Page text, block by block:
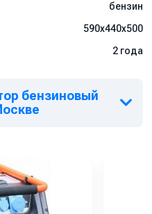
бензин
590х440х500
2 года
бензиновый